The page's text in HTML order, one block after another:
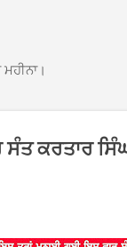
ਕਰਤਾਰ ਸਿੰਘ